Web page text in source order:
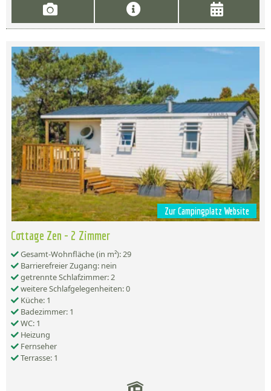
Zur Campingplatz Website
Cottage Zen - 2 Zimmer
Gesamt-Wohnfläche (in m²): 29
Barrierefreier Zugang: nein
getrennte Schlafzimmer: 2
weitere Schlafgelegenheiten: 0
Küche: 1
Badezimmer: 1
WC: 1
Heizung
Fernseher
Terrasse: 1